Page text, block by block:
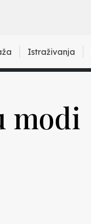
Istraživanja
modi